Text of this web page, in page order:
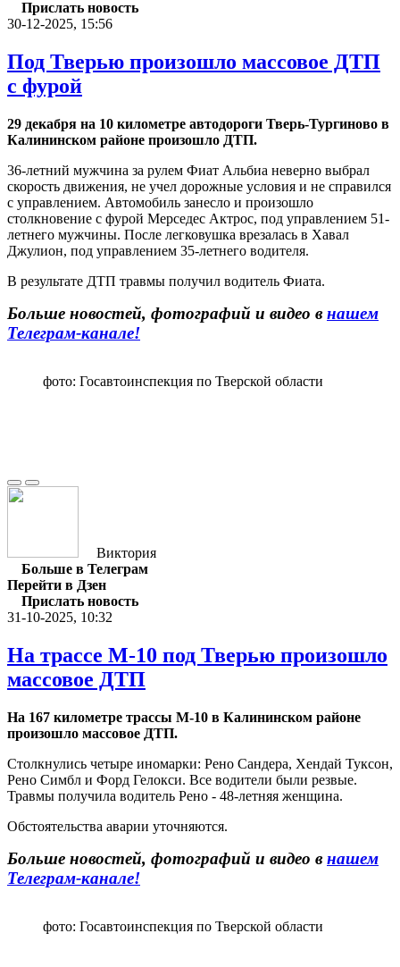
Прислать новость
30-12-2025, 15:56
Под Тверью произошло массовое ДТП
с фурой
29 декабря на 10 километре автодороги Тверь-Тургиново в
Калининском районе произошло ДТП.
36-летний мужчина за рулем Фиат Альбиа неверно выбрал
скорость движения, не учел дорожные условия и не справился
с управлением. Автомобиль занесло и произошло
столкновение с фурой Мерседес Актрос, под управлением 51-
летнего мужчины. После легковушка врезалась в Хавал
Джулион, под управлением 35-летнего водителя.
В результате ДТП травмы получил водитель Фиата.
Больше новостей, фотографий и видео в нашем
Телеграм-канале!
фото: Госавтоинспекция по Тверской области
Виктория
Больше в Телеграм
Перейти в Дзен
Прислать новость
31-10-2025, 10:32
На трассе М-10 под Тверью произошло
массовое ДТП
На 167 километре трассы М-10 в Калининском районе
произошло массовое ДТП.
Столкнулись четыре иномарки: Рено Сандера, Хендай Туксон,
Рено Симбл и Форд Гелокси. Все водители были резвые.
Травмы получила водитель Рено - 48-летняя женщина.
Обстоятельства аварии уточняются.
Больше новостей, фотографий и видео в нашем
Телеграм-канале!
фото: Госавтоинспекция по Тверской области